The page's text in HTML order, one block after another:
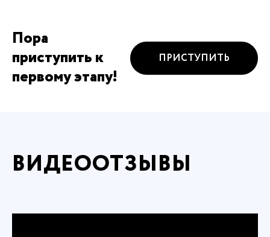
Пора
приступить к
первому этапу!
ПРИСТУПИТЬ
ВИДЕООТЗЫВЫ